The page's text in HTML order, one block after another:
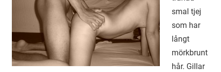
smal tjej
som har
långt
mörkbrunt
hår. Gillar